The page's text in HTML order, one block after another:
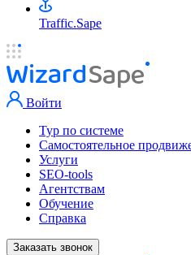
Traffic.Sape
Войти
Тур по системе
Самостоятельное
Услуги
SEO-tools
Агентствам
Обучение
Справка
Заказать звонок